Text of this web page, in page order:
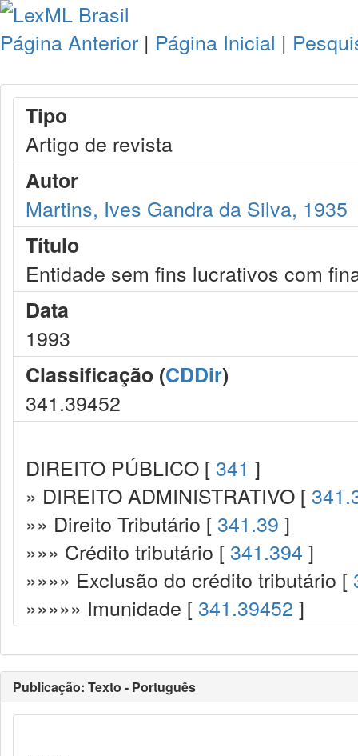
Página Anterior | Página Inicial |
Tipo
Artigo de revista
Autor
Martins, Ives Gandra da Silva, 1935
Título
Entidade sem fins lucrativos com
Data
1993
Classificação (CDDir)
341.39452
DIREITO PÚBLICO [ 341 ]
» DIREITO ADMINISTRATIVO [
»» Direito Tributário [ 341.39 ]
»»» Crédito tributário [ 341.394 ]
»»»» Exclusão do crédito tributário [
»»»»» Imunidade [ 341.39452 ]
Publicação: Texto - Português